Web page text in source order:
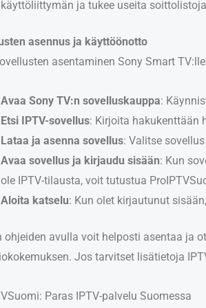
käyttöliittymän ja tukee useita
asennus ja käyttöönotto
asentaminen Sony Smart
Avaa Sony TV:n sovelluskauppa:
Etsi IPTV-sovellus: Kirjoita hakukenttään
Lataa ja asenna sovellus: Valitse
Avaa sovellus ja kirjaudu sisään: Kun
ole IPTV-tilausta, voit tutustua
Aloita katselu: Kun olet kirjautunut
ohjeiden avulla voit helposti asentaa ja
Jos tarvitset lisätietoja
Paras IPTV-palvelu Suomessa